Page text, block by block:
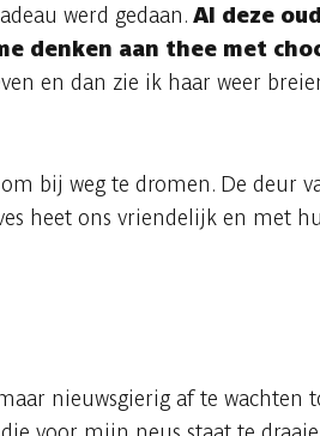
werd gedaan. Al deze
denken aan thee met
en dan zie ik haar weer
bij weg te dromen. De deur
heet ons vriendelijk en met
nieuwsgierig af te wachten